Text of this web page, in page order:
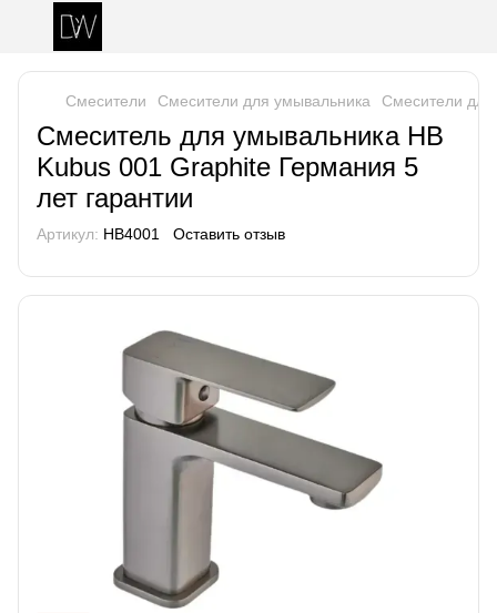
Смесители Смесители для умывальника Смесители
Смеситель для умывальника HB
Kubus 001 Graphite Германия 5
лет гарантии
Артикул: HB4001 Оставить отзыв